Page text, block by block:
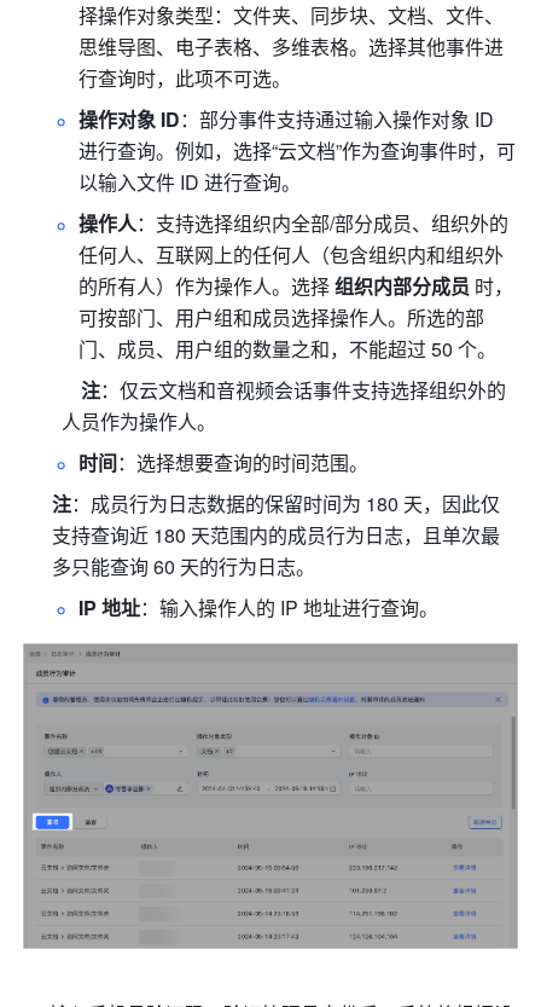
择操作对象类型：文件夹、同步块、文档、文件、
思维导图、电子表格、多维表格。选择其他事件进
行查询时，此项不可选。
操作对象 ID：部分事件支持通过输入操作对象 ID
进行查询。例如，选择“云文档”作为查询事件时，可
以输入文件 ID 进行查询。
操作人： 支持选择组织内全部/部分成员、组织外的
任何人、互联网上的任何人（包含组织内和组织外
的所有人）作为操作人。选择 组织内部分成员 时，
可按部门、用户组和成员选择操作人。所选的部
门、成员、用户组的数量之和，不能超过 50 个。
    注
：仅云文档和音视频会话事件支持选择组织外的
人员作为操作人。
时间：选择想要查询的时间范围。
注：成员行为日志数据的保留时间为 180 天，因此仅
支持查询近 180 天范围内的成员行为日志，且单次最
多只能查询 60 天的行为日志。
IP 地址：输入操作人的 IP 地址进行查询。